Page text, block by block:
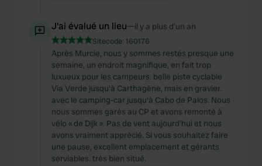
J'ai évalué un lieu—il y a plus d’un an
Sitecode: 160176
Après Murcie, nous y sommes restés presque une
semaine, un endroit magnifique, en fait trop
luxueux pour les campeurs. belle piste cyclable
Via Verde jusqu'à Carthagène, mais en gravier.
avec le camping-car jusqu'à Cabo de Palos. Nous
nous sommes garés au CP et avons remonté à
vélo « de Dijk ». Pas de vent aujourd'hui et nous
avons vraiment apprécié. Si vous souhaitez faire
une pause, excellent emplacement et gérants
serviables. très bien situé.